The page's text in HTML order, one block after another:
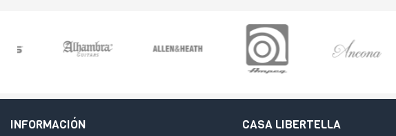
INFORMACIÓN CASA LIBERTELLA